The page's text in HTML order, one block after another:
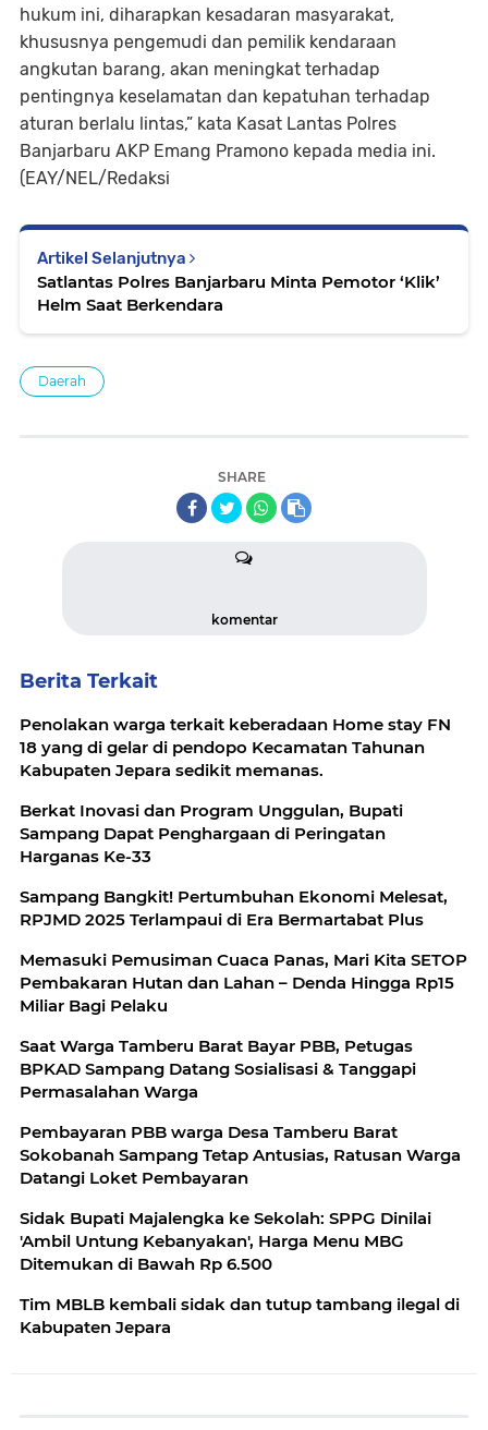
hukum ini, diharapkan kesadaran masyarakat,
khususnya pengemudi dan pemilik kendaraan
angkutan barang, akan meningkat terhadap
pentingnya keselamatan dan kepatuhan terhadap
aturan berlalu lintas,” kata Kasat Lantas Polres
Banjarbaru AKP Emang Pramono kepada media ini.
(EAY/NEL/Redaksi
Artikel Selanjutnya
Satlantas Polres Banjarbaru Minta Pemotor ‘Klik’
Helm Saat Berkendara
Daerah
SHARE
komentar
Berita Terkait
Penolakan warga terkait keberadaan Home stay FN
18 yang di gelar di pendopo Kecamatan Tahunan
Kabupaten Jepara sedikit memanas.
Berkat Inovasi dan Program Unggulan, Bupati
Sampang Dapat Penghargaan di Peringatan
Harganas Ke-33
Sampang Bangkit! Pertumbuhan Ekonomi Melesat,
RPJMD 2025 Terlampaui di Era Bermartabat Plus
Memasuki Pemusiman Cuaca Panas, Mari Kita SETOP
Pembakaran Hutan dan Lahan – Denda Hingga Rp15
Miliar Bagi Pelaku
Saat Warga Tamberu Barat Bayar PBB, Petugas
BPKAD Sampang Datang Sosialisasi & Tanggapi
Permasalahan Warga
Pembayaran PBB warga Desa Tamberu Barat
Sokobanah Sampang Tetap Antusias, Ratusan Warga
Datangi Loket Pembayaran
Sidak Bupati Majalengka ke Sekolah: SPPG Dinilai
'Ambil Untung Kebanyakan', Harga Menu MBG
Ditemukan di Bawah Rp 6.500
Tim MBLB kembali sidak dan tutup tambang ilegal di
Kabupaten Jepara